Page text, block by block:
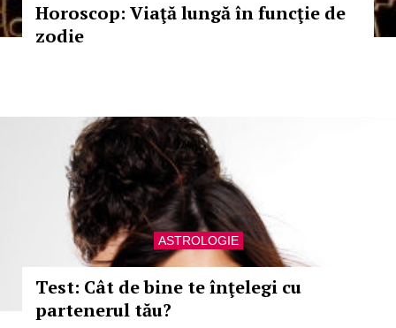
Horoscop: Viaţă lungă în funcţie de
zodie
ASTROLOGIE
Test: Cât de bine te înţelegi cu
partenerul tău?